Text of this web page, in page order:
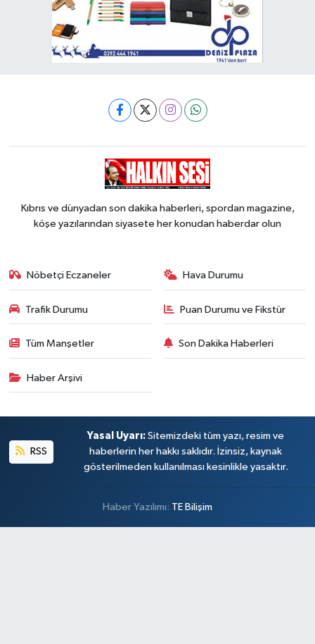
Kıbrıs ve dünyadan son dakika haberleri, spordan magazine,
köşe yazılarından siyasete her konudan haberdar olun
Nöbetçi Eczaneler Hava Durumu
Trafik Durumu Puan Durumu ve Fikstür
Tüm Manşetler Son Dakika Haberleri
Haber Arşivi
RSS
Yasal Uyarı: Sitemizdeki tüm yazı, resim ve
haberlerin her hakkı saklıdır. İzinsiz, kaynak
gösterilmeden kullanılması kesinlikle yasaktır.
Haber Yazılımı: TE Bilişim